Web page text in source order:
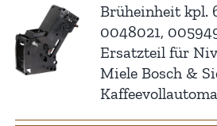
Brüheinheit kpl.
0048021,
Ersatzteil für
Miele Bosch &